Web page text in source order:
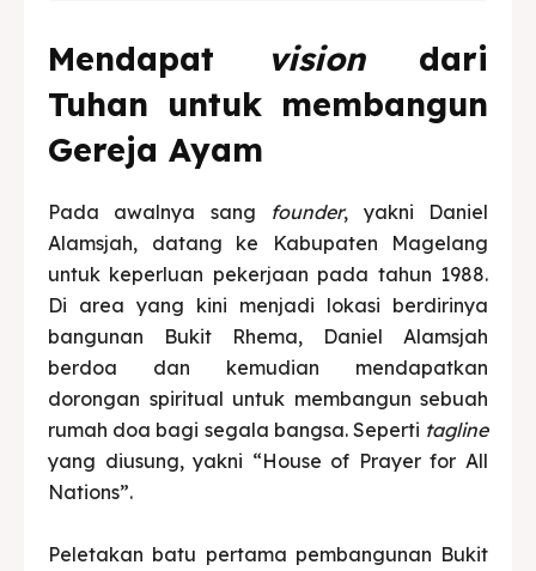
Mendapat visiondari
Tuhan untuk membangun
Gereja Ayam
Pada awalnya sang founder, yakni Daniel
Alamsjah, datang ke Kabupaten Magelang
untuk keperluan pekerjaan pada tahun 1988.
Di area yang kini menjadi lokasi berdirinya
bangunan Bukit Rhema, Daniel Alamsjah
berdoa dan kemudian mendapatkan
dorongan spiritual untuk membangun sebuah
rumah doa bagi segala bangsa. Seperti tagline
yang diusung, yakni “House of Prayer for All
Nations”.
Peletakan batu pertama pembangunan Bukit